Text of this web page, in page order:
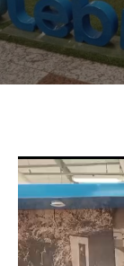
Tocador
de
vídeo